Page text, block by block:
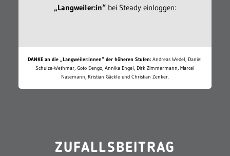
„Langweiler:in“bei Steady einloggen:
DANKE an die „Langweiler:innen“ der höheren Stufen: Andreas Wedel, Daniel
Schulze-Wethmar, Goto Dengo, Annika Engel, Dirk Zimmermann, Marcel
Nasemann, Kristian Gäckle und Christian Zenker.
ZUFALLSBEITRAG